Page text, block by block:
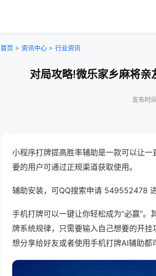
首页 > 资讯中心 > 行业资讯
对局攻略!微乐家乡麻将
发布时
小程序打牌提高胜率辅助是一款可以让
要的用户可通过正规渠道获取使用。
辅助安装，可QQ搜索申请 549552478
手机打牌可以一键让你轻松成为“必赢”
牌系统规律，只需要输入自己想要的开
想分享给好友或者使用手机打牌AI辅助都